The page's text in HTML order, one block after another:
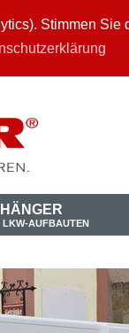
Stimmen
LKW-AUFBAUTEN